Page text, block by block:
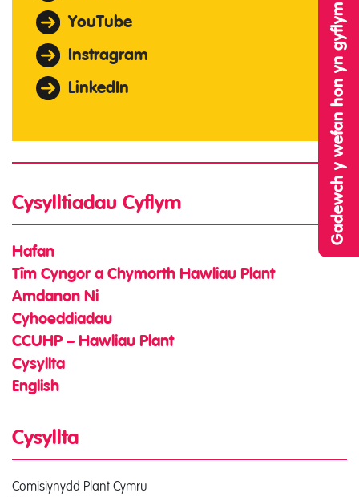
Gadewch y wefan hon yn gyflym
YouTube
Instragram
LinkedIn
Cysylltiadau Cyflym
Hafan
Tîm Cyngor a Chymorth Hawliau Plant
Amdanon Ni
Cyhoeddiadau
CCUHP – Hawliau Plant
Cysyllta
English
Cysyllta
Comisiynydd Plant Cymru